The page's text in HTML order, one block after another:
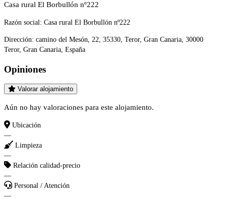
Casa rural El Borbullón nº222
Razón social: Casa rural El Borbullón nº222
Dirección: camino del Mesón, 22, 35330, Teror, Gran Canaria, 30000
Teror, Gran Canaria, España
Opiniones
Valorar alojamiento
Aún no hay valoraciones para este alojamiento.
Ubicación
—
Limpieza
—
Relación calidad-precio
—
Personal / Atención
—